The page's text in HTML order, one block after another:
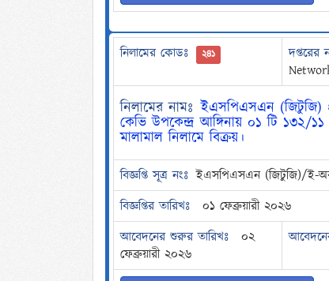
নিলামের কোডঃ ২৪১ দপ্তরের
নিলামের নামঃ ইএসপিএসএন (জিটুজি)
কেভি উপকেন্দ্র আঙ্গিনায় ০১ টি ১৩২/
মালামাল নিলামে বিক্রয়।
বিজ্ঞপ্তি সূত্র নংঃ ইএসপিএসএন (জিটুজি)/ই-
বিজ্ঞপ্তির তারিখঃ
০১ ফেব্রুয়ারী ২০২৬
আবেদনের শুরুর তারিখঃ
০২
ফেব্রুয়ারী ২০২৬